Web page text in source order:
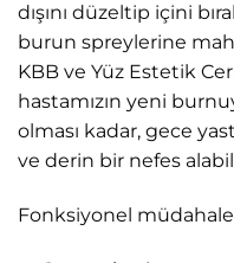
dışını düzeltip içini
burun spreylerine
KBB ve Yüz Estetik
hastamızın yeni
olması kadar, gece
ve derin bir nefes
Fonksiyonel